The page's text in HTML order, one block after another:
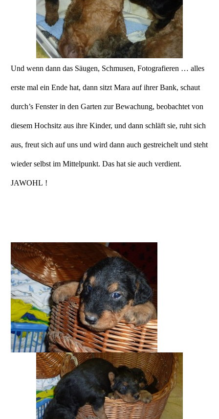
Und wenn dann das Säugen, Schmusen, Fotografieren … alles
erste mal ein Ende hat, dann sitzt Mara auf ihrer Bank, schaut
durch’s Fenster in den Garten zur Bewachung, beobachtet von
diesem Hochsitz aus ihre Kinder, und dann schläft sie, ruht sich
aus, freut sich auf uns und wird dann auch gestreichelt und steht
wieder selbst im Mittelpunkt. Das hat sie auch verdient.
JAWOHL !